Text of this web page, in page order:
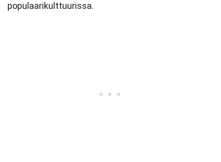
populaarikulttuurissa.